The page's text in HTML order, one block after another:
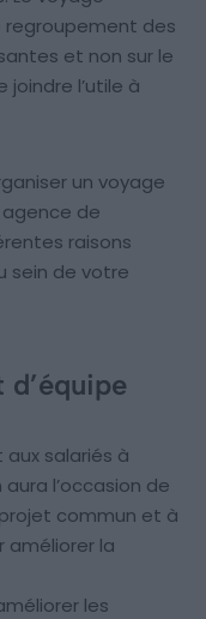
regroupement des
et non sur le
l’utile à
un voyage
de
raisons
sein de votre
d’équipe
salariés à
l’occasion de
projet commun et à
améliorer la
les